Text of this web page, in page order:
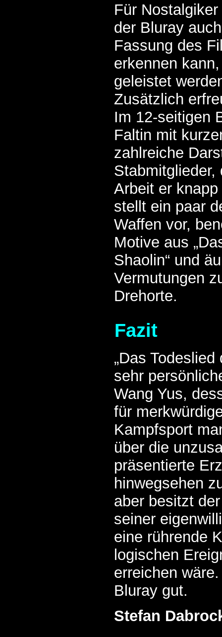
Für
der Bluray
Fassung des
erkennen
geleistet
Zusätzlich
Im 12-seitigen
Faltin mit
zahlreiche
Arbeit er
stellt ein paar
Waffen vor,
Motive aus
Shaolin“ und
Vermutungen
Drehorte.
Fazit
„Das
sehr
Wang Yus,
für
Kampfsport
über die
präsentierte
hinwegsehen
aber besitzt
seiner
eine rührende
logischen
erreichen
Bluray gut.
Stefan